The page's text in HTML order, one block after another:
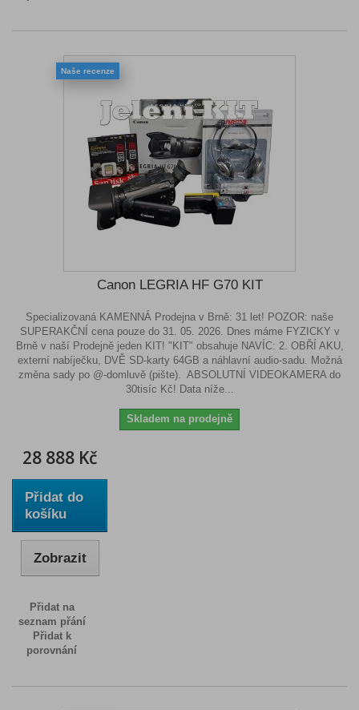
Naše recenze
Canon LEGRIA HF G70 KIT
Specializovaná KAMENNÁ Prodejna v Brně: 31 let! POZOR: naše
SUPERAKČNÍ cena pouze do 31. 05. 2026. Dnes máme FYZICKY v
Brně v naší Prodejně jeden KIT! "KIT" obsahuje NAVÍC: 2. OBŘÍ AKU,
externí nabíječku, DVĚ SD-karty 64GB a náhlavní audio-sadu. Možná
změna sady po @-domluvě (pište). ABSOLUTNÍ VIDEOKAMERA do
30tisíc Kč! Data níže...
Skladem na prodejně
28 888 Kč
Přidat do
košíku
Zobrazit
Přidat na
seznam přání
Přidat k
porovnání